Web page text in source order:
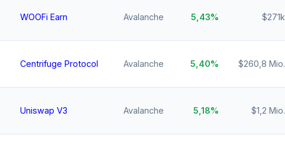
WOOFi Earn Avalanche 5,43% $271k
Centrifuge Protocol Avalanche 5,40% $260,8 Mio.
Uniswap V3 Avalanche 5,18% $1,2 Mio.